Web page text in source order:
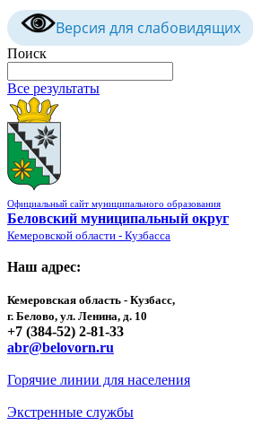
Версия для слабовидящих
Поиск
Все результаты
Официальный сайт муниципального образования
Беловский муниципальный округ
Кемеровской области - Кузбасса
Наш адрес:
Кемеровская область - Кузбасс,
г. Белово, ул. Ленина, д. 10
+7 (384-52) 2-81-33
abr@belovorn.ru
Горячие линии для населения
Экстренные службы